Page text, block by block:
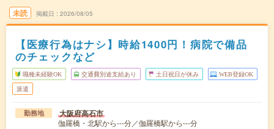
未読 掲載日 2026/08/05
【医療行為はナシ】時給1400円！病院で備品
のチェックなど
職種未経験OK 交通費別途支給あり 土日祝日が休み WEB登録OK
派遣
勤務地 大阪府高石市
伽羅橋・北駅から---分／伽羅橋駅から---分